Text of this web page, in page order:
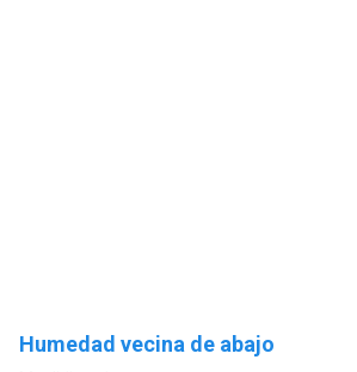
Humedad vecina de abajo